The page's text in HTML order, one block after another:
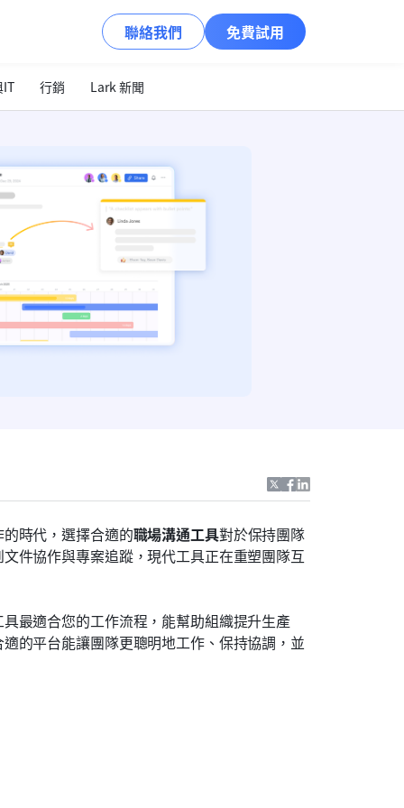
聯絡我們 免費試用
IT 行銷 Lark 新聞
時代，選擇合適的職場溝通工具對於保持團隊
件協作與專案追蹤，現代工具正在重塑團隊互
最適合您的工作流程，能幫助組織提升生產
的平台能讓團隊更聰明地工作、保持協調，並